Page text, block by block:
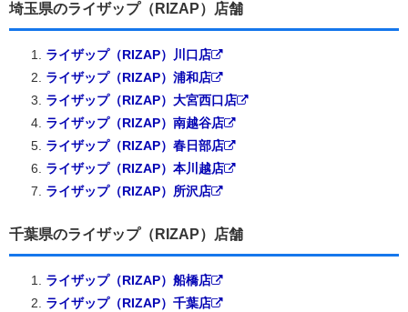
埼玉県のライザップ（RIZAP）店舗
ライザップ（RIZAP）川口店
ライザップ（RIZAP）浦和店
ライザップ（RIZAP）大宮西口店
ライザップ（RIZAP）南越谷店
ライザップ（RIZAP）春日部店
ライザップ（RIZAP）本川越店
ライザップ（RIZAP）所沢店
千葉県のライザップ（RIZAP）店舗
ライザップ（RIZAP）船橋店
ライザップ（RIZAP）千葉店